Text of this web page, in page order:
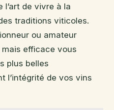
l’art de vivre à la
traditions viticoles.
ou amateur
efficace vous
plus belles
l’intégrité de vos vins